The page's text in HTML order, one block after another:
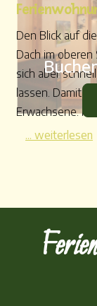
Den Blick auf
Dach im
sich aber
lassen. Damit
Erwachsene.
... weiterlesen